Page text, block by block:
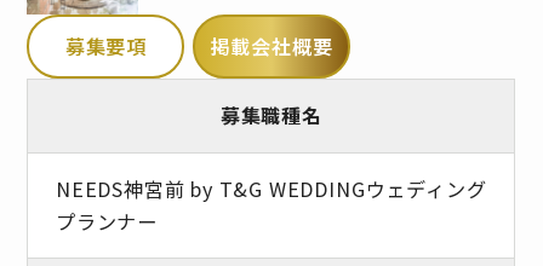
募集要項 掲載会社概要
募集職種名
NEEDS神宮前 by T&G WEDDINGウェディング
プランナー